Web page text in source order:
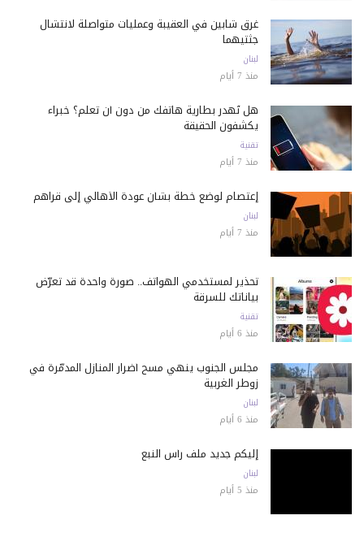
غرق شابين في العقيبة وعمليات متواصلة لانتشال
جثتيهما
لبنان
منذ 7 أيام
هل تُهدر بطارية هاتفك من دون أن تعلم؟ خبراء
يكشفون الحقيقة
تقنية
منذ 7 أيام
إعتصام لوضع خطة بشأن عودة الأهالي إلى قراهم
لبنان
منذ 7 أيام
تحذير لمستخدمي الهواتف.. صورة واحدة قد تعرّض
بياناتك للسرقة
تقنية
منذ 6 أيام
مجلس الجنوب ينهي مسح أضرار المنازل المدمّرة في
زوطر الغربية
لبنان
منذ 6 أيام
إليكم جديد ملف رأس النبع
لبنان
منذ 5 أيام